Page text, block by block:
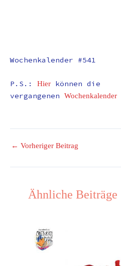
Wochenkalender #541
P.S.: Hier können die
vergangenen Wochenkalender
← Vorheriger Beitrag
Ähnliche Beiträge